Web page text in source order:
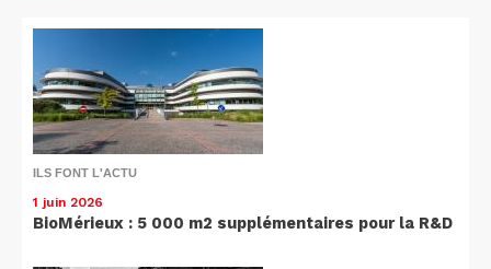
ILS FONT L'ACTU
1 juin 2026
BioMérieux : 5 000 m2 supplémentaires pour la R&D